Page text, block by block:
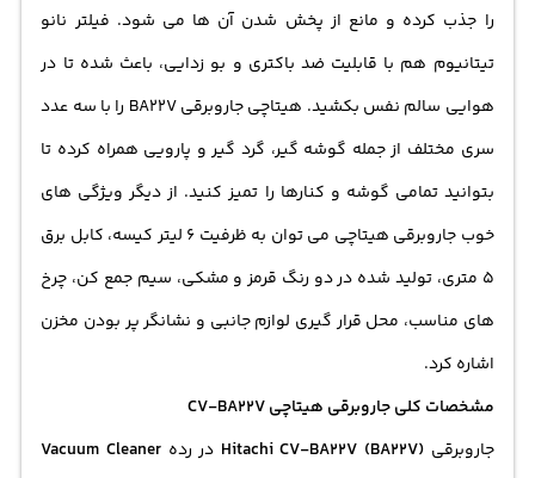
را جذب کرده و مانع از پخش شدن آن ها می شود. فیلتر نانو
تیتانیوم هم با قابلیت ضد باکتری و بو زدایی، باعث شده تا در
هوایی سالم نفس بکشید.‌ هیتاچی جاروبرقی BA22V را با سه عدد
سری مختلف از جمله گوشه گیر، گرد گیر و پارویی همراه کرده تا
بتوانید تمامی گوشه و کنارها را تمیز کنید. از دیگر ویژگی های
خوب جاروبرقی هیتاچی می توان به ظرفیت 6 لیتر کیسه، کابل برق
5 متری، تولید شده در دو رنگ قرمز و مشکی، سیم جمع کن، چرخ
های مناسب، محل قرار گیری لوازم جانبی و نشانگر پر بودن مخزن
اشاره کرد.‌
مشخصات کلی جاروبرقی هیتاچی CV-BA22V
جاروبرقی Hitachi CV-BA22V (BA22V) در رده Vacuum Cleaner